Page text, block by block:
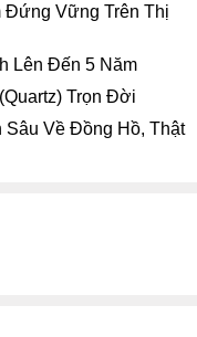
màu và không dễ
tế hơn. Đi kèm với
ton với bộ vỏđồng hồ
cổ tay mang lại cảm
trên tay.
bị bộ máy quartz của
Đứng Vững Trên Thị
Lên Đến 5 Năm
Trọn Đời
Về Đồng Hồ, Thật